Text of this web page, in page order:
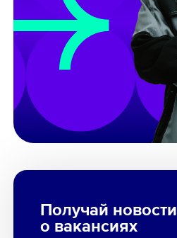
Получай новости
о вакансиях